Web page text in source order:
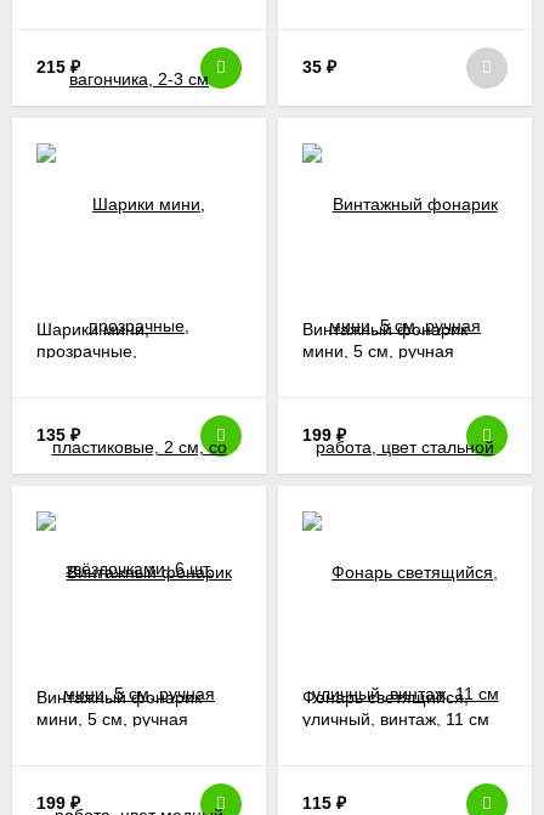
215 ₽ 35 ₽
Шарики мини,
прозрачные,
135 ₽
Винтажный фонарик
мини, 5 см, ручная
199 ₽
Винтажный фонарик
мини, 5 см, ручная
199 ₽
Фонарь светящийся,
уличный, винтаж, 11 см
115 ₽